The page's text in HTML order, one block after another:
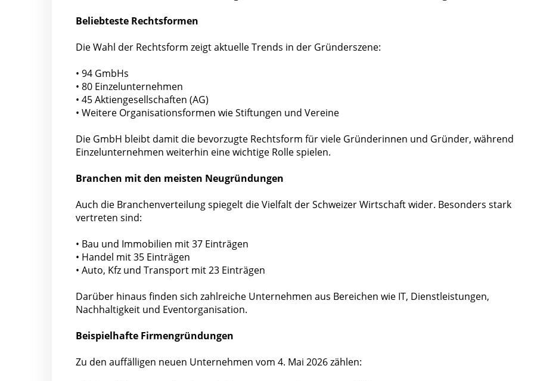
Beliebteste Rechtsformen
Die Wahl der Rechtsform zeigt aktuelle Trends in der Gründerszene:
• 94 GmbHs
• 80 Einzelunternehmen
• 45 Aktiengesellschaften (AG)
• Weitere Organisationsformen wie Stiftungen und Vereine
Die GmbH bleibt damit die bevorzugte Rechtsform für viele Gründerinnen und Gründer, während
Einzelunternehmen weiterhin eine wichtige Rolle spielen.
Branchen mit den meisten Neugründungen
Auch die Branchenverteilung spiegelt die Vielfalt der Schweizer Wirtschaft wider. Besonders stark
vertreten sind:
• Bau und Immobilien mit 37 Einträgen
• Handel mit 35 Einträgen
• Auto, Kfz und Transport mit 23 Einträgen
Darüber hinaus finden sich zahlreiche Unternehmen aus Bereichen wie IT, Dienstleistungen,
Nachhaltigkeit und Eventorganisation.
Beispielhafte Firmengründungen
Zu den auffälligen neuen Unternehmen vom 4. Mai 2026 zählen: